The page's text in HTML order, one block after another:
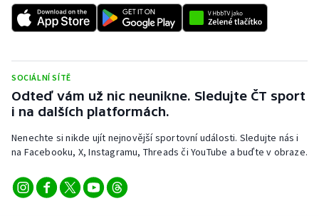
Veslování
Volejbal
Ostatní
SOCIÁLNÍ SÍTĚ
Odteď vám už nic neunikne. Sledujte ČT sport
i na dalších platformách.
Nenechte si nikde ujít nejnovější sportovní události. Sledujte nás i
na Facebooku, X, Instagramu, Threads či YouTube a buďte v obraze.